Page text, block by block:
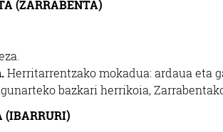
(ZARRABENTA)
Herritarrentzako mokadua: ardaua eta
bazkari herrikoia,
(IBARRURI)